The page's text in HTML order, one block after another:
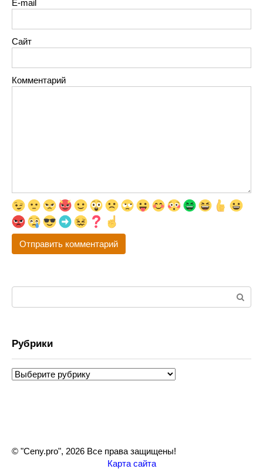
E-mail
Сайт
Комментарий
Рубрики
Рубрики
© "Ceny.pro", 2026 Все права защищены!
Карта сайта